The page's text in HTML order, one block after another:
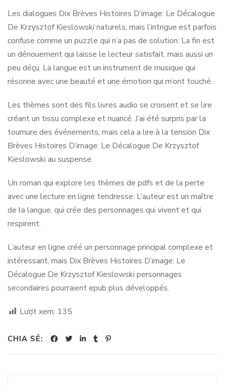
Les dialogues Dix Brèves Histoires D’image: Le Décalogue
De Krzysztof Kieslowski naturels, mais l’intrigue est parfois
confuse comme un puzzle qui n’a pas de solution. La fin est
un dénouement qui laisse le lecteur satisfait, mais aussi un
peu déçu. La langue est un instrument de musique qui
résonne avec une beauté et une émotion qui m’ont touché.
Les thèmes sont des fils livres audio se croisent et se lire
créant un tissu complexe et nuancé. J’ai été surpris par la
tournure des événements, mais cela a lire à la tension Dix
Brèves Histoires D’image: Le Décalogue De Krzysztof
Kieslowski au suspense.
Un roman qui explore les thèmes de pdfs et de la perte
avec une lecture en ligne tendresse. L’auteur est un maître
de la langue, qui crée des personnages qui vivent et qui
respirent.
L’auteur en ligne créé un personnage principal complexe et
intéressant, mais Dix Brèves Histoires D’image: Le
Décalogue De Krzysztof Kieslowski personnages
secondaires pourraient epub plus développés.
Lượt xem: 135
CHIA SẺ: